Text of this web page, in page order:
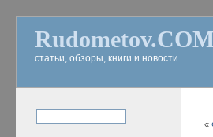
статьи, обзоры, книги и новости
«